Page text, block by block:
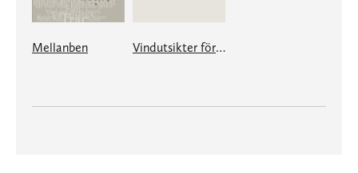
Mellanben Vindutsikter för söndagen